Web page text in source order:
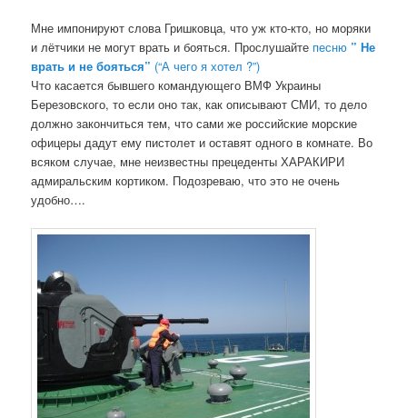
Мне импонируют слова Гришковца, что уж кто-кто, но моряки
и лётчики не могут врать и бояться. Прослушайте песню ” Не
врать и не бояться” (“А чего я хотел ?”)
Что касается бывшего командующего ВМФ Украины
Березовского, то если оно так, как описывают СМИ, то дело
должно закончиться тем, что сами же российские морские
офицеры дадут ему пистолет и оставят одного в комнате. Во
всяком случае, мне неизвестны прецеденты ХАРАКИРИ
адмиральским кортиком. Подозреваю, что это не очень
удобно….